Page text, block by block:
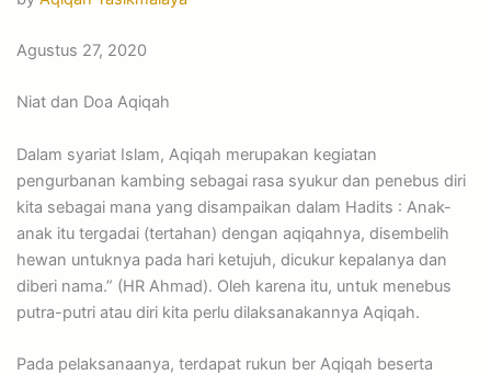
Agustus 27, 2020
Niat dan Doa Aqiqah
Dalam syariat Islam, Aqiqah merupakan kegiatan
pengurbanan kambing sebagai rasa syukur dan penebus diri
kita sebagai mana yang disampaikan dalam Hadits : Anak-
anak itu tergadai (tertahan) dengan aqiqahnya, disembelih
hewan untuknya pada hari ketujuh, dicukur kepalanya dan
diberi nama.” (HR Ahmad). Oleh karena itu, untuk menebus
putra-putri atau diri kita perlu dilaksanakannya Aqiqah.
Pada pelaksanaanya, terdapat rukun ber Aqiqah beserta